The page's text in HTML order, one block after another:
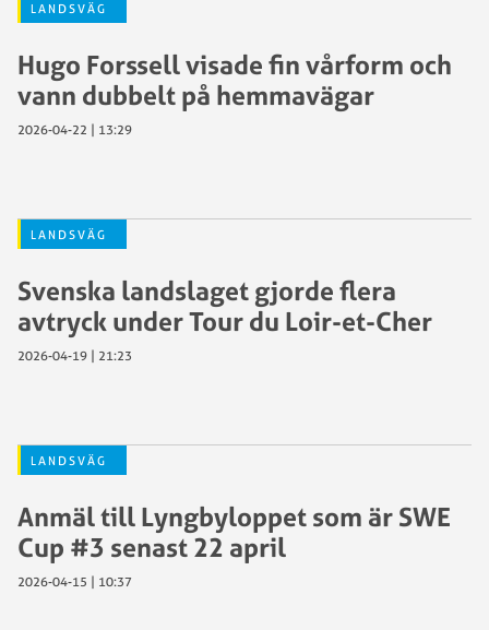
LANDSVÄG
Hugo Forssell visade fin vårform och
vann dubbelt på hemmavägar
2026-04-22 | 13:29
LANDSVÄG
Svenska landslaget gjorde flera
avtryck under Tour du Loir-et-Cher
2026-04-19 | 21:23
LANDSVÄG
Anmäl till Lyngbyloppet som är SWE
Cup #3 senast 22 april
2026-04-15 | 10:37